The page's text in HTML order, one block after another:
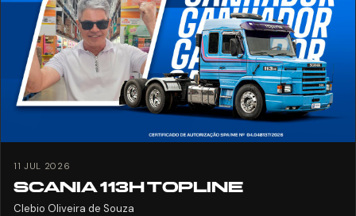
11 JUL 2026
SCANIA 113H TOPLINE
Clebio Oliveira de Souza